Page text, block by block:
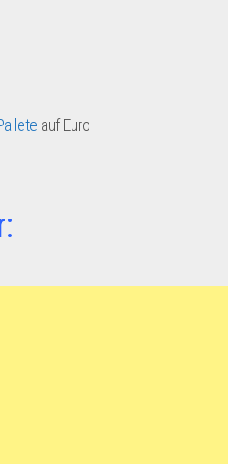
auf Euro